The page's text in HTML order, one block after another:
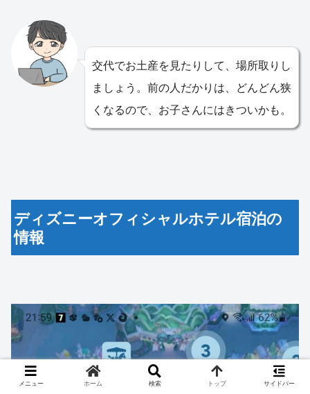
交代でお土産を見たりして、場所取りし
ましょう。前の人だかりは、どんどん狭
くなるので、お子さんにはきついかも。
ディズニーオフィシャルホテル宿泊の
情報
メニュー ホーム 検索 トップ サイドバー